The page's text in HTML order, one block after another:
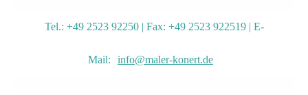
Tel.: +49 2523 92250 | Fax: +49 2523 922519 | E-
Mail: info@maler-konert.de